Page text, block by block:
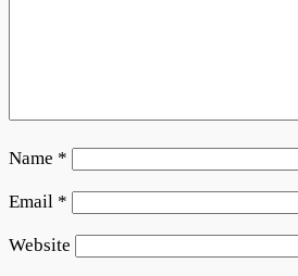
Name *
Email *
Website